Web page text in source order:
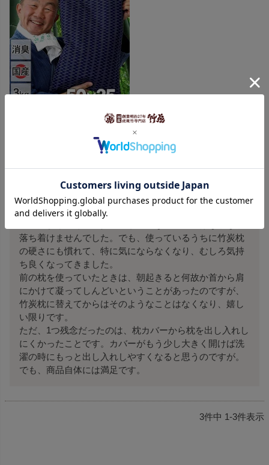
【国産】快眠の竹炭まくら最高級竹炭粒がタップリ3kg入り
竹炭枕を使い始めて約半年ですが、とてもいいです。
もともと硬めの枕が好みでしたので、竹炭の硬さも大丈
夫だろうと思って購入してみたのですが、自分が想像し
落ち着けませんでした。でも、使っているうちに竹炭枕
の硬さにも慣れて、特に気にならなくなり、むしろ気持
ち良くなってきました。
前の枕を使っていたときは、朝起きると何故か首から肩
にかけて凝ってしんどいということがあったのですが、
竹炭枕に替えてからはそのようなことはなくなり、嬉し
い限りです。
ただ、1つ残念だったのは、枕カバーから枕を出し入れし
にくかったことです。カバーがもう少し大きく開けば洗
濯の時にもっと出し入れしやすくなると思うのですが。
3件中 1-3件表示